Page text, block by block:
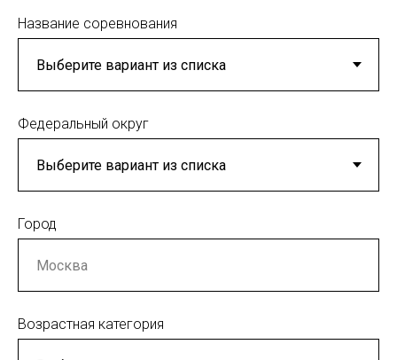
Название соревнования
Федеральный округ
Город
Возрастная категория